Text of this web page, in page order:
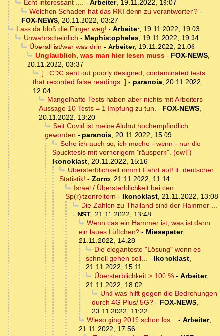
Echt interessant .... - Arbeiter, 19.11.2022, 19:07
Welchen Schaden hat das RKI denn zu verantworten?-
FOX-NEWS 20.11.2022, 03:27
Lass da bloß die Finger weg! - Arbeiter, 19.11.2022, 19:03
Unwahrscheinlich - Mephistopheles, 19.11.2022, 19:34
Überall ist/war was drin - Arbeiter, 19.11.2022, 21:06
Unglaublich, was man hier lesen muss- FOX-NEWS,
20.11.2022, 03:37
[...CDC sent out poorly designed, contaminated tests
that recorded false readings..] - paranoia 20.11.2022,
12:04
Mangelhafte Tests haben aber nichts mit Arbeiters
Aussage 10 Tests = 1 Impfung zu tun. - FOX-NEWS
20.11.2022, 13:20
Seit Covid ist meine Aluhut hochempfindlich
geworden - paranoia 20.11.2022, 15:09
Sehe ich auch so, ich mache - wenn - nur die
Spucktests mit vorherigem "räuspern". (owT) -
Ikonoklast 20.11.2022, 15:16
Übersterblichkeit nimmt Fahrt auf! lt. deutscher
Statistik! - Zorro
21.11.2022, 11:14
Israel / Übersterblichkeit bei den
Sp(r)itzenreitern - Ikonoklast 21.11.2022, 13:08
Die Zahlen zu Thailand sind der Hammer ...
- NST 21.11.2022, 13:48
Wenn das ein Hammer ist, was ist dann
ein laues Lüftchen? - Miesepeter,
21.11.2022, 14:28
Die eleganteste "Lösung" wenn es
schnell gehen soll...
- Ikonoklast
21.11.2022, 15:11
Übersterblichkeit > 100 %- Arbeiter,
21.11.2022, 18:02
Und was hilft gegen die Bedrohungen
durch 4G Plus/ 5G? - FOX-NEWS
23.11.2022, 11:22
Wieso ging 2019 schon los ..
- Arbeiter,
21.11.2022, 17:56